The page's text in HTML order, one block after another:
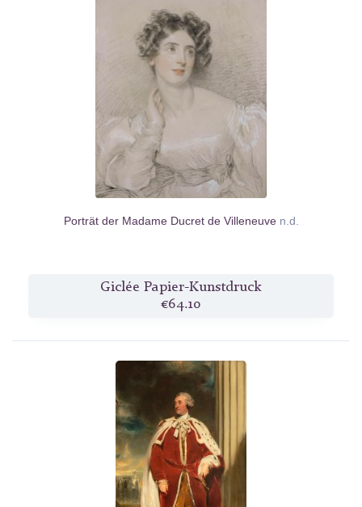
Porträt der Madame Ducret de Villeneuve n.d.
Giclée Papier-Kunstdruck
€64.10